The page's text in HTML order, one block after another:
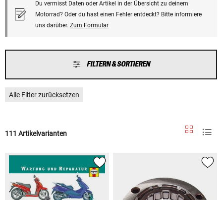
Du vermisst Daten oder Artikel in der Übersicht zu deinem
Motorrad? Oder du hast einen Fehler entdeckt? Bitte informiere
uns darüber. Zum Formular
FILTERN & SORTIEREN
Alle Filter zurücksetzen
111 Artikelvarianten